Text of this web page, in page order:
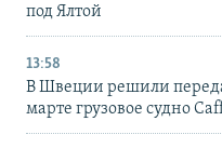
под Ялтой
13:58
В Швеции решили
марте грузовое судно